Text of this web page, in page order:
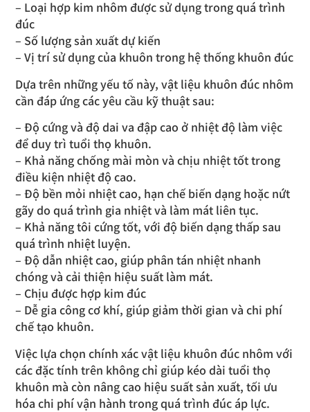
– Loại hợp kim nhôm được sử dụng trong quá trình
đúc
– Số lượng sản xuất dự kiến
– Vị trí sử dụng của khuôn trong hệ thống khuôn đúc
Dựa trên những yếu tố này, vật liệu khuôn đúc nhôm
cần đáp ứng các yêu cầu kỹ thuật sau:
– Độ cứng và độ dai va đập cao ở nhiệt độ làm việc
để duy trì tuổi thọ khuôn.
– Khả năng chống mài mòn và chịu nhiệt tốt trong
điều kiện nhiệt độ cao.
– Độ bền mỏi nhiệt cao, hạn chế biến dạng hoặc nứt
gãy do quá trình gia nhiệt và làm mát liên tục.
– Khả năng tôi cứng tốt, với độ biến dạng thấp sau
quá trình nhiệt luyện.
– Độ dẫn nhiệt cao, giúp phân tán nhiệt nhanh
chóng và cải thiện hiệu suất làm mát.
– Chịu được hợp kim đúc
– Dễ gia công cơ khí, giúp giảm thời gian và chi phí
chế tạo khuôn.
Việc lựa chọn chính xác vật liệu khuôn đúc nhôm với
các đặc tính trên không chỉ giúp kéo dài tuổi thọ
khuôn mà còn nâng cao hiệu suất sản xuất, tối ưu
hóa chi phí vận hành trong quá trình đúc áp lực.